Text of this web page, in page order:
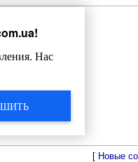
[ Новые
!
Нас